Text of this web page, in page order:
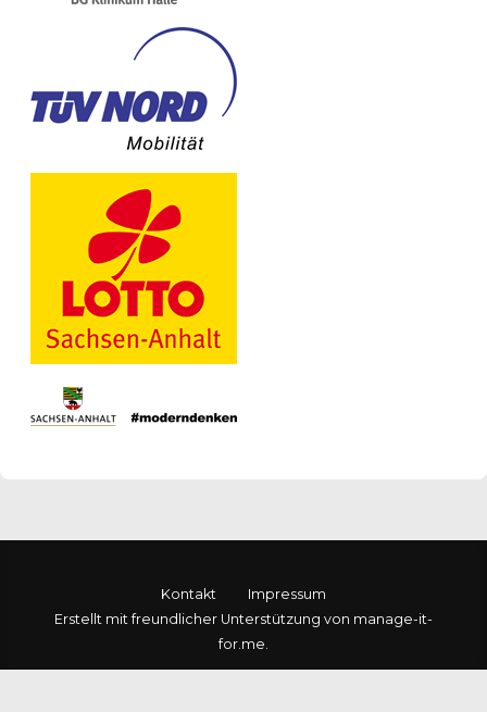
Kontakt
Impressum
Erstellt mit freundlicher Unterstützung von manage-it-
for.me.